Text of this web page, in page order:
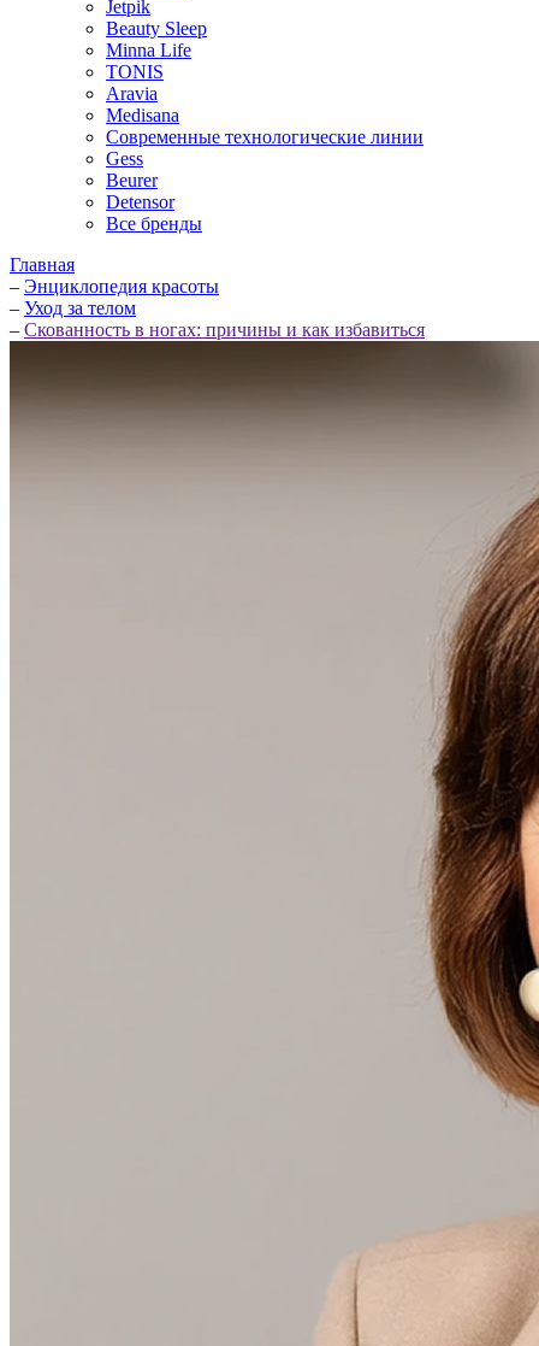
Jetpik
Beauty Sleep
Minna Life
TONIS
Aravia
Medisana
Современные технологические линии
Gess
Beurer
Detensor
Все бренды
Главная
– Энциклопедия красоты
– Уход за телом
– Скованность в ногах: причины и как избавиться